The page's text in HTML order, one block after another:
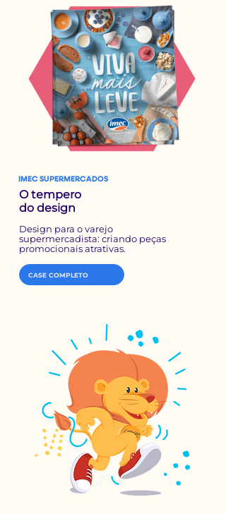
IMEC SUPERMERCADOS
O tempero
do design
Design para o varejo
supermercadista: criando peças
promocionais atrativas.
CASE COMPLETO